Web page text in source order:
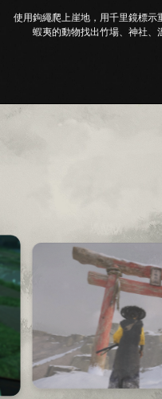
使用鉤繩爬上崖地，用千里鏡標示
蝦夷的動物找出竹場、神社、